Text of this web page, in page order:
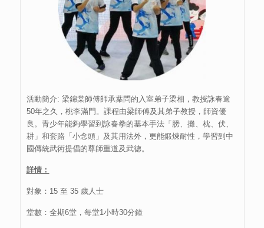
活動簡介: 梁錦棠師傅師承葉問的入室弟子梁相，教授詠春逾
50年之久，桃李滿門。課程由梁師傅及其弟子教授，師資優
良。青少年能夠學習到詠春拳的基本手法「膀、攤、枕、伏、
耕」和套路「小念頭」及其用法外，更能鍛煉耐性，學習到中
國傳統武術提倡的尊師重道及武德。
詳情：
對象：15 至 35 歲人士
堂數：全期6堂，每堂1小時30分鐘